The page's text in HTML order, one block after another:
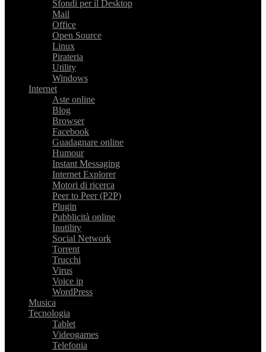
Sfondi per il Desktop
Mail
Office
Open Source
Linux
Pirateria
Utility
Windows
Internet
Aste online
Blog
Browser
Facebook
Guadagnare online
Humour
Instant Messaging
Internet Explorer
Motori di ricerca
Peer to Peer (P2P)
Plugin
Pubblicità online
Inutility
Social Network
Torrent
Trucchi
Virus
Voice ip
WordPress
Musica
Tecnologia
Tablet
Videogames
Telefonia